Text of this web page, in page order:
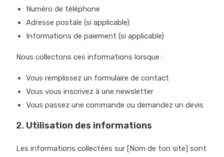
Numéro de téléphone
Adresse postale (si applicable)
Informations de paiement (si applicable)
Nous collectons ces informations lorsque :
Vous remplissez un formulaire de contact
Vous vous inscrivez à une newsletter
Vous passez une commande ou demandez un devis
2. Utilisation des informations
Les informations collectées sur [Nom de ton site] sont